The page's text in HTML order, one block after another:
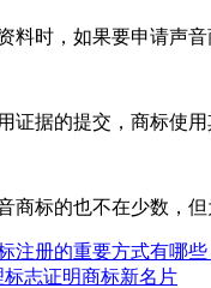
时，如果要申请声音
据的提交，商标使用
标的也不在少数，但
注册的重要方式有哪些
志证明商标新名片